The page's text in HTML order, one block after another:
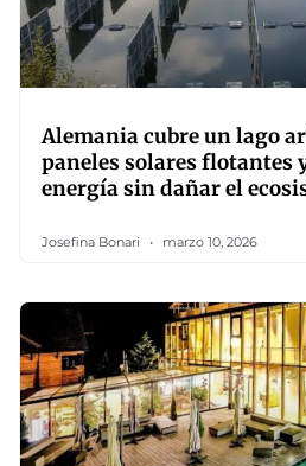
Alemania cubre un lago
paneles solares flotantes
energía sin dañar el
Josefina Bonari marzo 10, 2026